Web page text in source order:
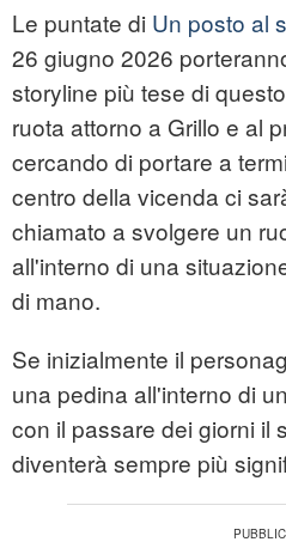
Le puntate di Un posto al
26 giugno 2026
storyline più tese di
ruota attorno a Grillo e al
cercando di portare a
centro della vicenda ci
chiamato a svolgere un
all'interno di una
di mano.
Se inizialmente il
una pedina all'interno di
con il passare dei giorni il
diventerà sempre più